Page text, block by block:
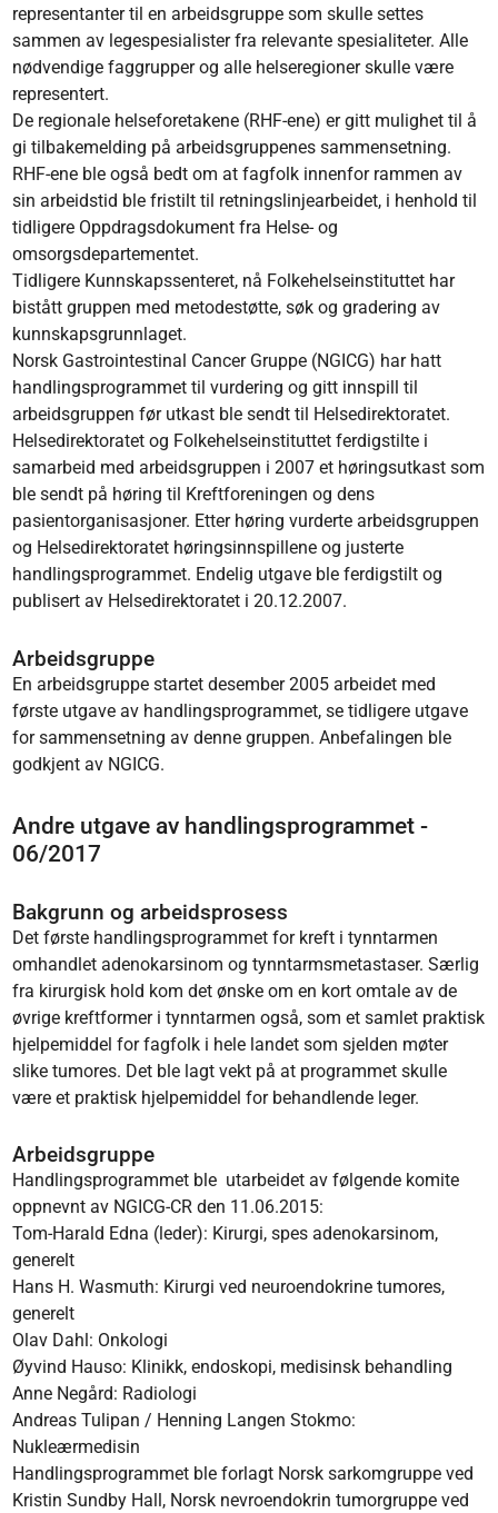
representanter til en arbeidsgruppe som skulle settes
sammen av legespesialister fra relevante spesialiteter. Alle
nødvendige faggrupper og alle helseregioner skulle være
representert.
De regionale helseforetakene (RHF-ene) er gitt mulighet til å
gi tilbakemelding på arbeidsgruppenes sammensetning.
RHF-ene ble også bedt om at fagfolk innenfor rammen av
sin arbeidstid ble fristilt til retningslinjearbeidet, i henhold til
tidligere Oppdragsdokument fra Helse- og
omsorgsdepartementet.
Tidligere Kunnskapssenteret, nå Folkehelseinstituttet har
bistått gruppen med metodestøtte, søk og gradering av
kunnskapsgrunnlaget.
Norsk Gastrointestinal Cancer Gruppe (NGICG) har hatt
handlingsprogrammet til vurdering og gitt innspill til
arbeidsgruppen før utkast ble sendt til Helsedirektoratet.
Helsedirektoratet og Folkehelseinstituttet ferdigstilte i
samarbeid med arbeidsgruppen i 2007 et høringsutkast som
ble sendt på høring til Kreftforeningen og dens
pasientorganisasjoner. Etter høring vurderte arbeidsgruppen
og Helsedirektoratet høringsinnspillene og justerte
handlingsprogrammet. Endelig utgave ble ferdigstilt og
publisert av Helsedirektoratet i 20.12.2007.
Arbeidsgruppe
En arbeidsgruppe startet desember 2005 arbeidet med
første utgave av handlingsprogrammet, se tidligere utgave
for sammensetning av denne gruppen. Anbefalingen ble
godkjent av NGICG.
Andre utgave av handlingsprogrammet -
06/2017
Bakgrunn og arbeidsprosess
Det første handlingsprogrammet for kreft i tynntarmen
omhandlet adenokarsinom og tynntarmsmetastaser. Særlig
fra kirurgisk hold kom det ønske om en kort omtale av de
øvrige kreftformer i tynntarmen også, som et samlet praktisk
hjelpemiddel for fagfolk i hele landet som sjelden møter
slike tumores. Det ble lagt vekt på at programmet skulle
være et praktisk hjelpemiddel for behandlende leger.
Arbeidsgruppe
Handlingsprogrammet ble utarbeidet av følgende komite
oppnevnt av NGICG-CR den 11.06.2015:
Tom-Harald Edna (leder): Kirurgi, spes adenokarsinom,
generelt
Hans H. Wasmuth: Kirurgi ved neuroendokrine tumores,
generelt
Olav Dahl: Onkologi
Øyvind Hauso: Klinikk, endoskopi, medisinsk behandling
Anne Negård: Radiologi
Andreas Tulipan / Henning Langen Stokmo:
Nukleærmedisin
Handlingsprogrammet ble forlagt Norsk sarkomgruppe ved
Kristin Sundby Hall, Norsk nevroendokrin tumorgruppe ved